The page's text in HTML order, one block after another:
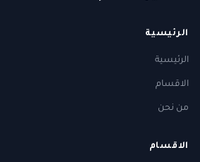
الرئيسية
الرئيسية
الاقسام
من نحن
الاقسام